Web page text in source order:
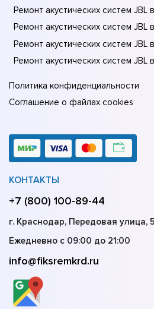
Ремонт акустических систем JBL
Ремонт акустических систем JBL
Ремонт акустических систем JBL
Ремонт акустических систем JBL
Политика конфиденциальности
Соглашение о файлах cookies
КОНТАКТЫ
+7 (800) 100-89-44
г. Краснодар, Передовая улица,
Ежедневно с 09:00 до 21:00
info@fiksremkrd.ru